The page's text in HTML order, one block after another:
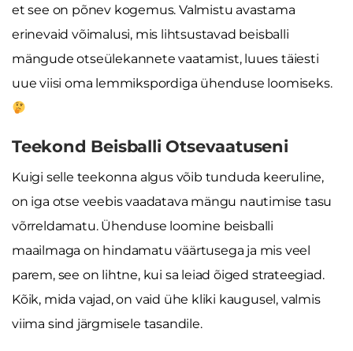
et see on põnev kogemus. Valmistu avastama
erinevaid võimalusi, mis lihtsustavad beisballi
mängude otseülekannete vaatamist, luues täiesti
uue viisi oma lemmikspordiga ühenduse loomiseks.
Teekond Beisballi Otsevaatuseni
Kuigi selle teekonna algus võib tunduda keeruline,
on iga otse veebis vaadatava mängu nautimise tasu
võrreldamatu. Ühenduse loomine beisballi
maailmaga on hindamatu väärtusega ja mis veel
parem, see on lihtne, kui sa leiad õiged strateegiad.
Kõik, mida vajad, on vaid ühe kliki kaugusel, valmis
viima sind järgmisele tasandile.